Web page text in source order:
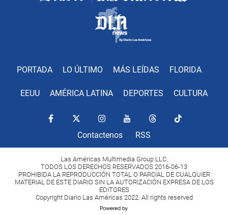
PORTADA LO ÚLTIMO MÁS LEÍDAS FLORIDA
EEUU AMÉRICA LATINA DEPORTES CULTURA
Contactenos RSS
Las Américas Multimedia Group LLC.
TODOS LOS DERECHOS RESERVADOS 2016-06-13
PROHIBIDA LA REPRODUCCIÓN TOTAL O PARCIAL DE CUALQUIER
MATERIAL DE ESTE DIARIO SIN LA AUTORIZACIÓN EXPRESA DE LOS
EDITORES
Copyright Diario Las Américas 2022. All rights reserved